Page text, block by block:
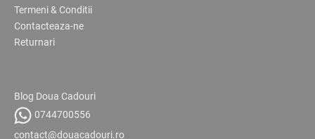
Termeni & Conditii
Contacteaza-ne
Returnari
Blog Doua Cadouri
0744700556
contact@douacadouri.ro